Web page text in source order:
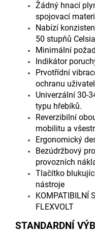
Žádný hnací
spojovací
Nabízí
50 stupňů Celsia
Minimální
Indikátor
Prvotřídní
ochranu
Univerzální 30-
typu hřebíků.
Reverzibilní
mobilitu a
Ergonomický
Bezúdržbový
provozních
Tlačítko
nástroje
KOMPATIBILNÍ
FLEXVOLT
STANDARDNÍ